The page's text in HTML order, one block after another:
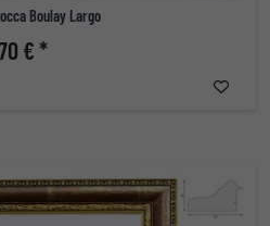
Boulay Largo
€ *